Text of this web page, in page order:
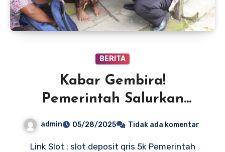
BERITA
Kabar Gembira!
Pemerintah Salurkan
Bantuan Rp300 Ribu Mulai
Juni, Cek Nama Kamu di
admin 05/28/2025 Tidak ada komentar
Link Slot : slot deposit qris 5k Pemerintah